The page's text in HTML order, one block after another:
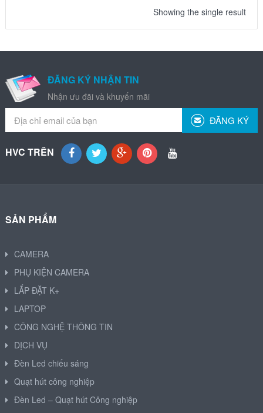
Showing the single result
ĐĂNG KÝ NHẬN TIN
Nhận ưu đãi và khuyến mãi
ĐĂNG KÝ
HVC TRÊN
SẢN PHẨM
CAMERA
PHỤ KIỆN CAMERA
LẮP ĐẶT K+
LAPTOP
CÔNG NGHỆ THÔNG TIN
DỊCH VỤ
Đèn Led chiếu sáng
Quạt hút công nghiệp
Đèn Led – Quạt hút Công nghiệp